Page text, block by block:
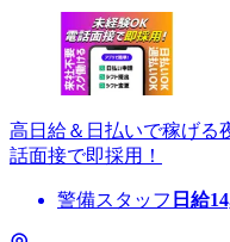
高日給＆日払いで稼げる
話面接で即採用！
警備スタッフ 日給